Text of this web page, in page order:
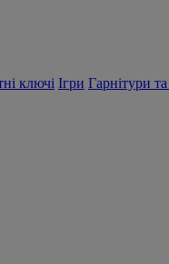
ключі Ігри Гарнітури та